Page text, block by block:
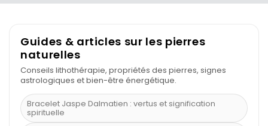
Guides & articles sur les pierres
naturelles
Conseils lithothérapie, propriétés des pierres, signes
astrologiques et bien-être énergétique.
Bracelet Jaspe Dalmatien : vertus et signification
spirituelle